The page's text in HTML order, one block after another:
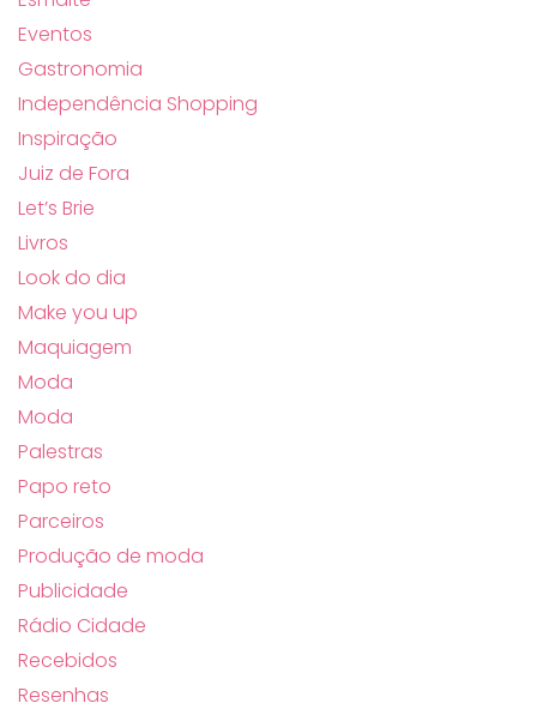
Eventos
Gastronomia
Independência Shopping
Inspiração
Juiz de Fora
Let’s Brie
Livros
Look do dia
Make you up
Maquiagem
Moda
Moda
Palestras
Papo reto
Parceiros
Produção de moda
Publicidade
Rádio Cidade
Recebidos
Resenhas